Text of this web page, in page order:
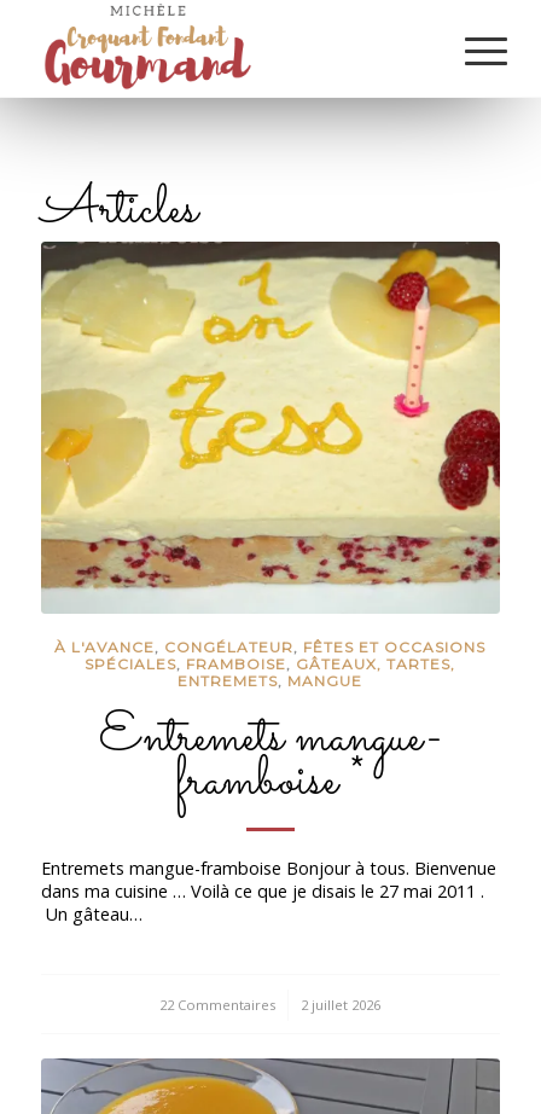
Articles
À L'AVANCE, CONGÉLATEUR, FÊTES ET OCCASIONS
SPÉCIALES, FRAMBOISE, GÂTEAUX, TARTES,
ENTREMETS, MANGUE
Entremets mangue-
framboise *
Entremets mangue-framboise Bonjour à tous. Bienvenue
dans ma cuisine … Voilà ce que je disais le 27 mai 2011 .
Un gâteau…
22 Commentaires
/ 2 juillet 2026